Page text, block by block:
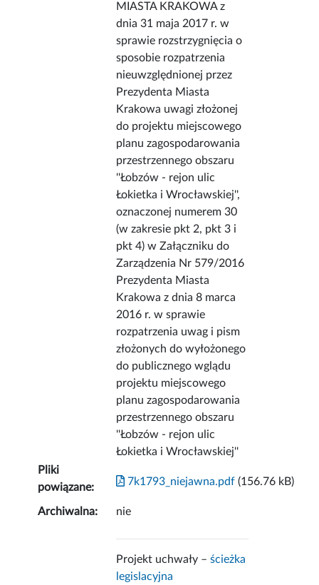
MIASTA KRAKOWA z
dnia 31 maja 2017 r. w
sprawie rozstrzygnięcia o
sposobie rozpatrzenia
nieuwzględnionej przez
Prezydenta Miasta
Krakowa uwagi złożonej
do projektu miejscowego
planu zagospodarowania
przestrzennego obszaru
''Łobzów - rejon ulic
Łokietka i Wrocławskiej'',
oznaczonej numerem 30
(w zakresie pkt 2, pkt 3 i
pkt 4) w Załączniku do
Zarządzenia Nr 579/2016
Prezydenta Miasta
Krakowa z dnia 8 marca
2016 r. w sprawie
rozpatrzenia uwag i pism
złożonych do wyłożonego
do publicznego wglądu
projektu miejscowego
planu zagospodarowania
przestrzennego obszaru
''Łobzów - rejon ulic
Łokietka i Wrocławskiej''
Pliki
powiązane:
7k1793_niejawna.pdf (156.76 kB)
Archiwalna: nie
Projekt uchwały –ścieżka
legislacyjna